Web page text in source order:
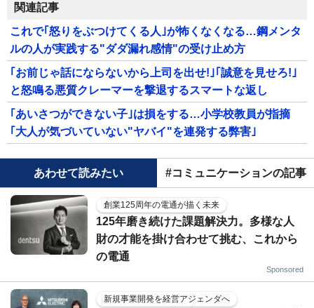
関連記事
これで｢怒りをぶつけてくる人｣が怖くなくなる…鋼メンタ
ルの人が実践する"ダダ漏れ感情"の受け止め方
｢お前じゃ話にならないから上司を出せ!｣｢誠意を見せろ!｣
と怒鳴る悪質クレーマーを撃退するスマートな返し
｢あいさつができない子｣は損をする…小学校教員が指摘
｢大人が気づいていない"ヤバイ"を連発する弊害｣
あわせて読みたい #コミュニケーションの記事
創業125周年の電通が描く未来
125年磨き続けた課題解決力。多様な人
財の才能を掛け合わせて挑む、これから
の電通
Sponsored
新規事業開発を経営アジェンダへ